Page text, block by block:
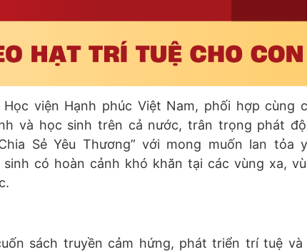
viện Hạnh phúc Việt Nam, phối hợp cùng
và học sinh trên cả nước, trân trọng phát
Sẻ Yêu Thương” với mong muốn lan tỏa
có hoàn cảnh khó khăn tại các vùng xa,
sách truyền cảm hứng, phát triển trí tuệ và